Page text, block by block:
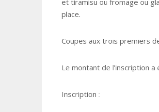
et tiramisu ou fromage ou
place.
Coupes aux trois premiers
Le montant de l’inscription
Inscription :